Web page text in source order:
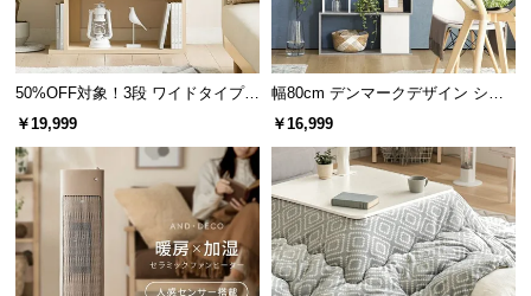
つ
い
て
小
型
50%OFF対象！3段 ワイドタイプ
オープンラック
￥19,999
幅80cm デンマークデザイン シェ
ルフ
￥16,999